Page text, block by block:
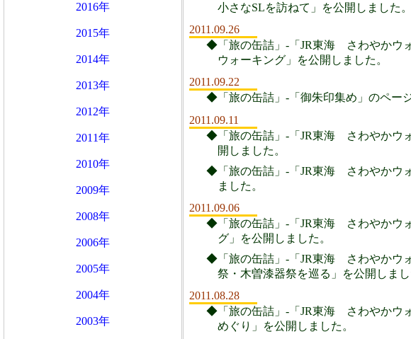
2016年
2015年
2014年
2013年
2012年
2011年
2010年
2009年
2008年
2006年
2005年
2004年
2003年
小さなSLを訪ねて」を公開しました。
2011.09.26
◆「旅の缶詰」-「JR東海 さわやかウ
ウォーキング」を公開しました。
2011.09.22
◆「旅の缶詰」-「御朱印集め」のペー
2011.09.11
◆「旅の缶詰」-「JR東海 さわやかウ
開しました。
◆「旅の缶詰」-「JR東海 さわやかウ
ました。
2011.09.06
◆「旅の缶詰」-「JR東海 さわやかウ
グ」を公開しました。
◆「旅の缶詰」-「JR東海 さわやかウ
祭・木曽漆器祭を巡る」を公開しまし
2011.08.28
◆「旅の缶詰」-「JR東海 さわやかウ
めぐり」を公開しました。